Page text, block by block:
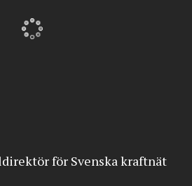
för Svenska kraftnät